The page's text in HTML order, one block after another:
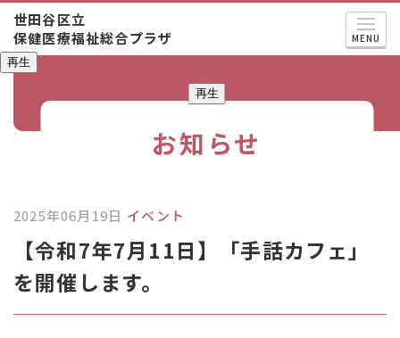
世田谷区立
保健医療福祉総合プラザ
MENU
再生
再生
お知らせ
2025年06月19日 イベント
【令和7年7月11日】「手話カフェ」
を開催します。